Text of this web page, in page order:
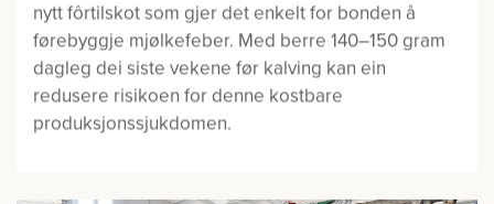
nytt fôrtilskot som gjer det enkelt for bonden å
førebyggje mjølkefeber. Med berre 140–150 gram
dagleg dei siste vekene før kalving kan ein
redusere risikoen for denne kostbare
produksjonssjukdomen.